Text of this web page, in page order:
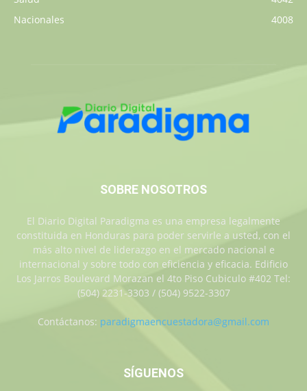
Nacionales
4008
SOBRE NOSOTROS
El Diario Digital Paradigma es una empresa legalmente
constituida en Honduras para poder servirle a usted, con el
más alto nivel de liderazgo en el mercado nacional e
internacional y sobre todo con eficiencia y eficacia. Edificio
Los Jarros Boulevard Morazan el 4to Piso Cubiculo #402 Tel:
(504) 2231-3303 / (504) 9522-3307
Contáctanos: paradigmaencuestadora@gmail.com
SÍGUENOS